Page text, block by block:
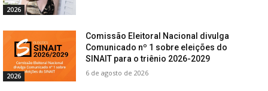
2026
2026
Comissão Eleitoral Nacional divulga
Comunicado nº 1 sobre eleições do
SINAIT para o triênio 2026-2029
6 de agosto de 2026